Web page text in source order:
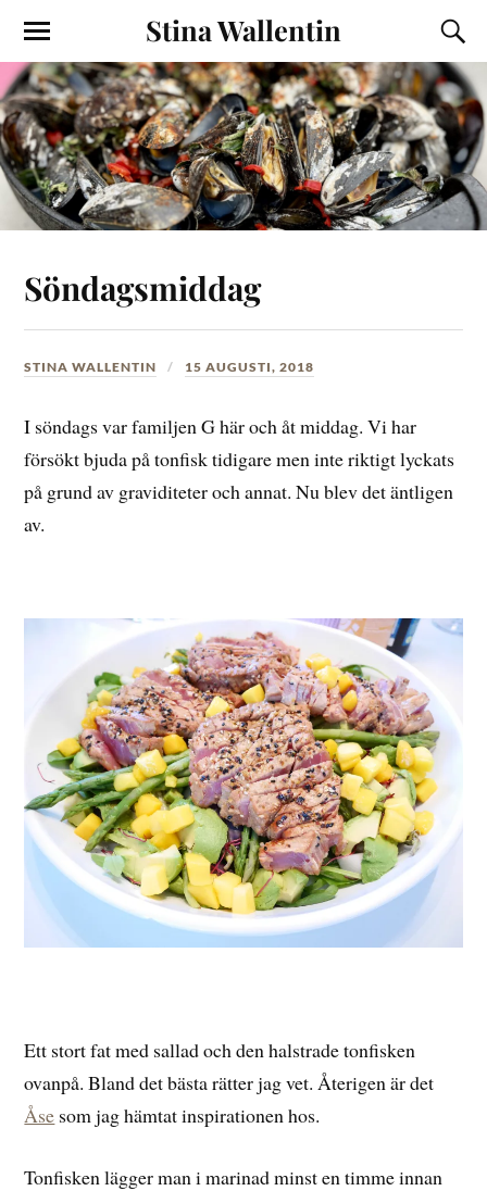
Stina Wallentin
Söndagsmiddag
STINA WALLENTIN 15 AUGUSTI, 2018
I söndags var familjen G här och åt middag. Vi har
försökt bjuda på tonfisk tidigare men inte riktigt lyckats
på grund av graviditeter och annat. Nu blev det äntligen
av.
Ett stort fat med sallad och den halstrade tonfisken
ovanpå. Bland det bästa rätter jag vet. Återigen är det
Åse som jag hämtat inspirationen hos.
Tonfisken lägger man i marinad minst en timme innan